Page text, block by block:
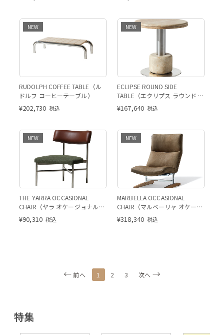
NEW
RUDOLPH COFFEE TABLE（ル
ドルフ コーヒーテーブル）
¥202,730 税込
NEW
ECLIPSE ROUND SIDE
TABLE（エクリプス ラウンド サ
イドテーブル）
¥167,640 税込
NEW
THE YARRA OCCASIONAL
CHAIR（ヤラ オケージョナルチ
ェア）
¥90,310 税込
NEW
MARBELLA OCCASIONAL
CHAIR（マルベーリャ オケージ
ョナルチェア）
¥318,340 税込
前へ 1 2 3 次へ
特集